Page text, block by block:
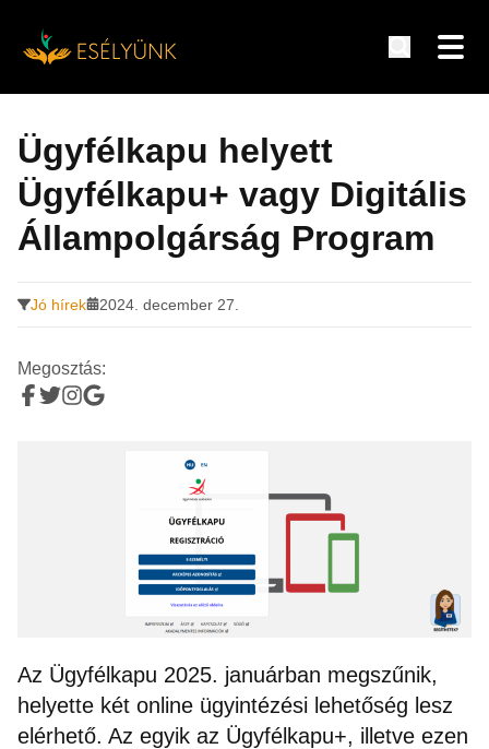
tartalomra
Ügyfélkapu helyett
Ügyfélkapu+ vagy Digitális
Állampolgárság Program
Jó hírek 2024. december 27.
Megosztás:
Az Ügyfélkapu 2025. januárban megszűnik,
helyette két online ügyintézési lehetőség lesz
elérhető. Az egyik az Ügyfélkapu+, illetve ezen